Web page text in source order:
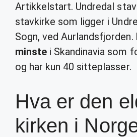
Artikkelstart. Undredal
stavkirke som ligger i
Sogn, ved Aurlandsfjorden.
minste i Skandinavia som
og har kun 40 sitteplasser.
Hva er den
kirken i